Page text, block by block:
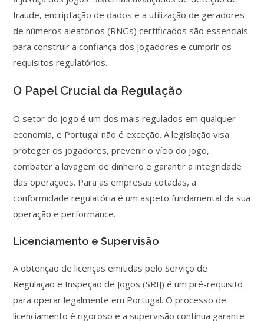
fraude, encriptação de dados e a utilização de geradores
de números aleatórios (RNGs) certificados são essenciais
para construir a confiança dos jogadores e cumprir os
requisitos regulatórios.
O Papel Crucial da Regulação
O setor do jogo é um dos mais regulados em qualquer
economia, e Portugal não é exceção. A legislação visa
proteger os jogadores, prevenir o vício do jogo,
combater a lavagem de dinheiro e garantir a integridade
das operações. Para as empresas cotadas, a
conformidade regulatória é um aspeto fundamental da sua
operação e performance.
Licenciamento e Supervisão
A obtenção de licenças emitidas pelo Serviço de
Regulação e Inspeção de Jogos (SRIJ) é um pré-requisito
para operar legalmente em Portugal. O processo de
licenciamento é rigoroso e a supervisão contínua garante